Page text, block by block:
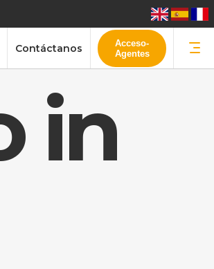
Contáctanos
Acceso-
Agentes
in